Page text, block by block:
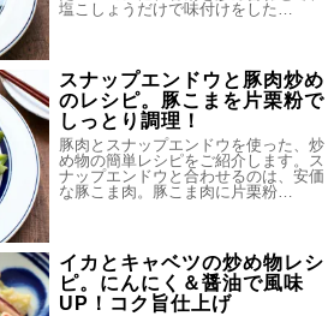
塩こしょうだけで味付けをした…
スナップエンドウと豚肉炒め
のレシピ。豚こまを片栗粉で
しっとり調理！
豚肉とスナップエンドウを使った、炒
め物の簡単レシピをご紹介します。ス
ナップエンドウと合わせるのは、安価
な豚こま肉。豚こま肉に片栗粉…
イカとキャベツの炒め物レシ
ピ。にんにく＆醤油で風味
UP！コク旨仕上げ